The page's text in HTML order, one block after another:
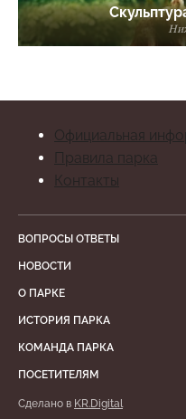
Официальная
Правила парка
Контакты
ВОПРОСЫ ОТВЕТЫ
НОВОСТИ
О ПАРКЕ
ИСТОРИЯ ПАРКА
КОМАНДА ПАРКА
ПОСЕТИТЕЛЯМ
Сделано в KR.Digital